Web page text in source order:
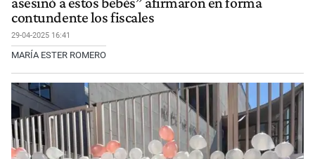
contundente los fiscales
29-04-2025 16:41
MARÍA ESTER ROMERO